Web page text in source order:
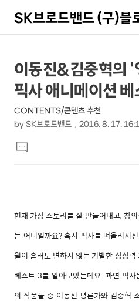
SK브로드밴드 (구)블
상
세
컨
텐
츠
본
문
제
목
이동진&김중혁의 '
픽사 애니메이션 베
CONTENTS/콘텐츠 추천
by SK브로드밴드 2016. 8. 17.
문
댓
글
현재 가장 스토리를 잘 만들어내고, 창
는 어디일까요? 혹시 픽사를 떠올리시
월이 흘러도 변하지 않는 기발한 상상
베스트 3를 알아보았는데요. 과연 픽
의 작품들 중 이동진 평론가와 김중혁